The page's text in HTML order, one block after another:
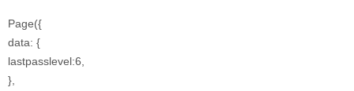
Page({
data: {
lastpasslevel:6,
},